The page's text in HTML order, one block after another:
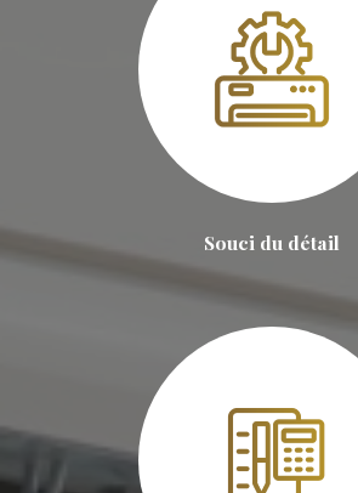
Souci du détail